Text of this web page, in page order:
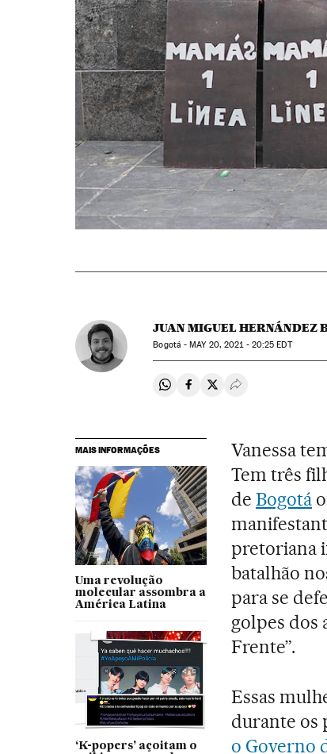
JUAN MIGUEL HERNÁNDEZ
Bogotá -MAY20, 2021 - 20:25 EDT
Compartir en Whatsapp
Compartir en Facebook
Compartir en Twitter
Desplegar Redes
MAIS INFORMAÇÕES
Uma revolução
molecular assombra a
América Latina
‘K-popers’ açoitam o
Vanessa
Tem três
deBogotá
pretoriana
batalhão
para se
golpes dos
Frente”.
Essas
durante os
o Governo